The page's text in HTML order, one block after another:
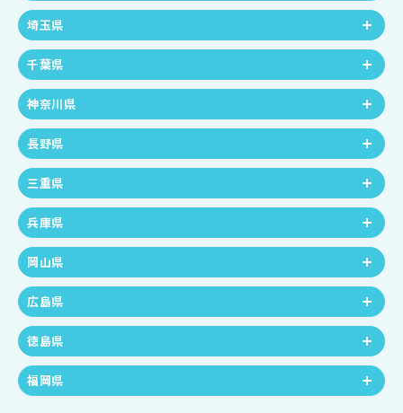
埼玉県
千葉県
神奈川県
長野県
三重県
兵庫県
岡山県
広島県
徳島県
福岡県